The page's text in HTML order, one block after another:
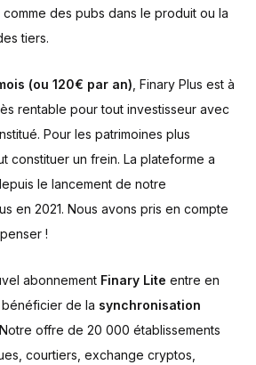
des pubs dans le produit ou la
tiers.
(ou 120€ par an) , Finary Plus est à
rentable pour tout investisseur avec
Pour les patrimoines plus
constituer un frein. La plateforme a
le lancement de notre
en 2021. Nous avons pris en compte
!
abonnement Finary Lite entre en
de la synchronisation
Notre offre de 20 000 établissements
courtiers, exchange cryptos,